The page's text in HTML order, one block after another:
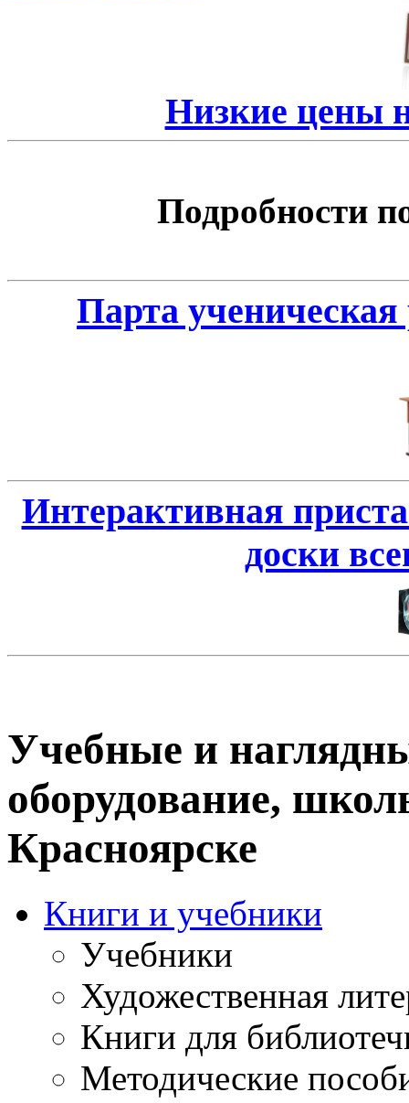
Низкие цены
Подробности
Парта
Интерактивная
доски
Учебные и
оборудование,
Красноярске
Книги и учебники
Учебники
Художественная
Книги для
Методические